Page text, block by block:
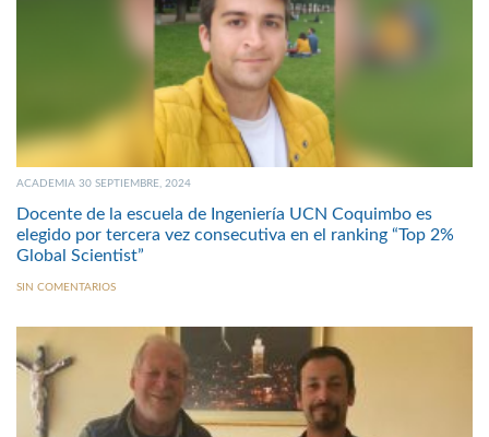
ACADEMIA 30 SEPTIEMBRE, 2024
Docente de la escuela de Ingeniería UCN Coquimbo es
elegido por tercera vez consecutiva en el ranking “Top 2%
Global Scientist”
SIN COMENTARIOS